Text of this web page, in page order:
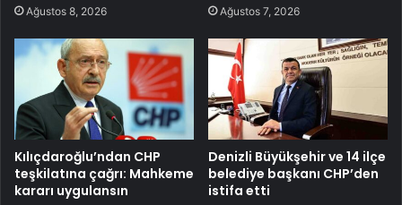
Ağustos 8, 2026 Ağustos 7, 2026
Kılıçdaroğlu’ndan CHP
teşkilatına çağrı: Mahkeme
kararı uygulansın
Denizli Büyükşehir ve 14 ilçe
belediye başkanı CHP’den
istifa etti